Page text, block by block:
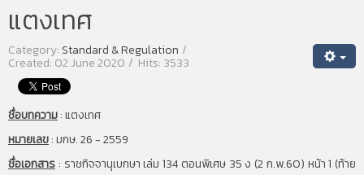
แตงเทศ
Category: Standard & Regulation
Created: 02 June 2020 Hits: 3533
ชื่อบทความ:แตงเทศ
หมายเลข:มกษ. 26 - 2559
ชื่อเอกสาร: ราชกิจจานุเบกษา เล่ม 134 ตอนพิเศษ 35 ง (2 ก.พ.60) หน้า 1 (ท้าย